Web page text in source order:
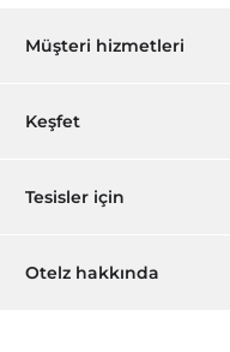
Müşteri hizmetleri
Rezervasyon yönet
Keşfet
Hediye Kart
Tesisler için
Hemen tesisinizi ekleyin
Otelz hakkında